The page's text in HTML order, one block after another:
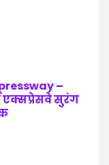
–
एक्सप्रेसवे सुरंग